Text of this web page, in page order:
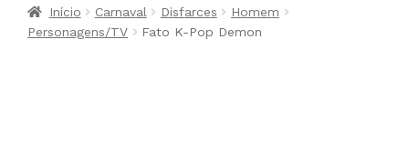
n
Início Carnaval Disfarces
Homem
Personagens/TV
Fato K-Pop Demon